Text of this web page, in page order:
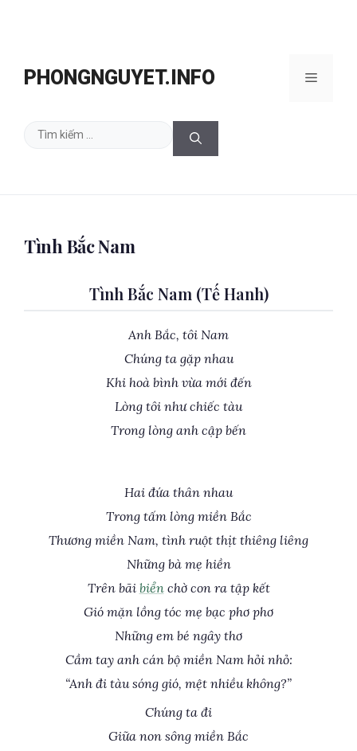
PHONGNGUYET.INFO Menu
Tìm
Tình Bắc Nam
Tình Bắc Nam (Tế Hanh)
Anh Bắc, tôi Nam
Chúng ta gặp nhau
Khi hoà bình vừa mới đến
Lòng tôi như chiếc tàu
Trong lòng anh cập bến
Hai đứa thân nhau
Trong tấm lòng miền Bắc
Thương miền Nam, tình ruột thịt thiêng liêng
Những bà mẹ hiền
Trên bãi biểnchờ con ra tập kết
Gió mặn lồng tóc mẹ bạc phơ phơ
Những em bé ngây thơ
Cầm tay anh cán bộ miền Nam hỏi nhỏ:
“Anh đi tàu sóng gió, mệt nhiều không?”
Chúng ta đi
Giữa non sông miền Bắc